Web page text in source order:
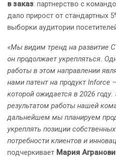
в заказ: партнерство с
дало прирост от стандартных
выборки аудитории
«Мы видим тренд на развитие
он продолжает укрепляться.
работы в этом направлении
нами патент на продукт Inforce
которой ожидается в 2026 году.
результатом работы нашей
дальнейшем мы планируем
укреплять позиции
потребности клиентов и
подчеркивает Мария